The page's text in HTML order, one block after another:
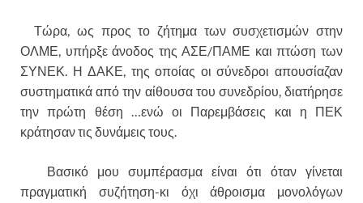
Τώρα, ως προς το ζήτημα των συσχετισμών στην
ΟΛΜΕ, υπήρξε άνοδος της ΑΣΕ/ΠΑΜΕ και πτώση των
ΣΥΝΕΚ. Η ΔΑΚΕ, της οποίας οι σύνεδροι απουσίαζαν
συστηματικά από την αίθουσα του συνεδρίου, διατήρησε
την πρώτη θέση …ενώ οι Παρεμβάσεις και η ΠΕΚ
κράτησαν τις δυνάμεις τους.
Βασικό μου συμπέρασμα είναι ότι όταν γίνεται
πραγματική συζήτηση-κι όχι άθροισμα μονολόγων